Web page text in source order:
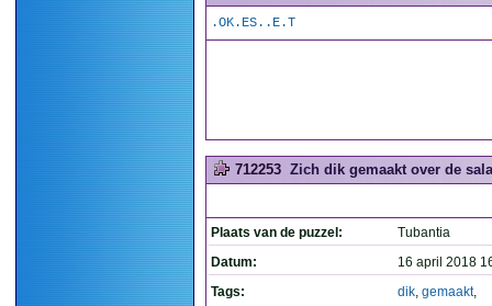
.OK.ES..E.T
712253 Zich dik gemaakt over de
Plaats van de puzzel:
Tubantia
Datum:
16 april 2018
Tags:
dik, gemaakt,